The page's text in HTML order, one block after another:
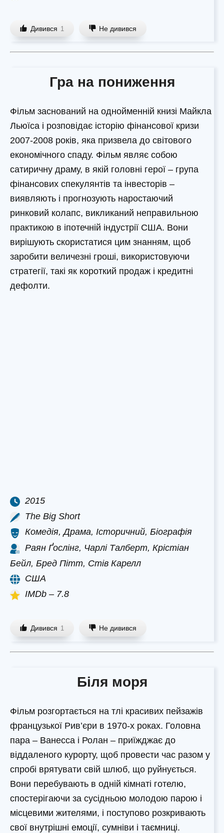
Дивився 1 Не дивився
Гра на пониження
Фільм заснований на однойменній книзі Майкла
Льюїса і розповідає історію фінансової кризи
2007-2008 років, яка призвела до світового
економічного спаду. Фільм являє собою
сатиричну драму, в якій головні герої – група
фінансових спекулянтів та інвесторів –
виявляють і прогнозують наростаючий
ринковий колапс, викликаний неправильною
практикою в іпотечній індустрії США. Вони
вирішують скористатися цим знанням, щоб
заробити величезні гроші, використовуючи
стратегії, такі як короткий продаж і кредитні
дефолти.
2015
The Big Short
Комедія, Драма, Історичний, Біографія
Раян Ґослінг, Чарлі Талберт, Крістіан
Бейл, Бред Пітт, Стів Карелл
США
IMDb – 7.8
Дивився 1 Не дивився
Біля моря
Фільм розгортається на тлі красивих пейзажів
французької Рив’єри в 1970-х роках. Головна
пара – Ванесса і Ролан – приїжджає до
віддаленого курорту, щоб провести час разом у
спробі врятувати свій шлюб, що руйнується.
Вони перебувають в одній кімнаті готелю,
спостерігаючи за сусідньою молодою парою і
місцевими жителями, і поступово розкривають
свої внутрішні емоції, сумніви і таємниці.